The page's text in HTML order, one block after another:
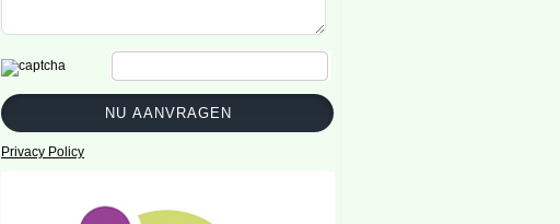
Privacy Policy